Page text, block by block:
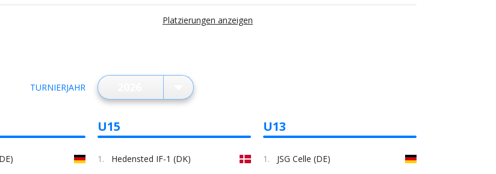
Platzierungen anzeigen
TURNIERJAHR
U15
1. Hedensted IF-1 (DK)
U13
1. JSG Celle (DE)